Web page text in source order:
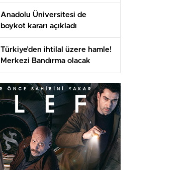
Anadolu Üniversitesi de
boykot kararı açıkladı
Türkiye’den ihtilal üzere hamle!
Merkezi Bandırma olacak